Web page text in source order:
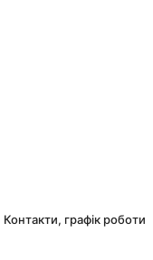
Контакти, графік роботи